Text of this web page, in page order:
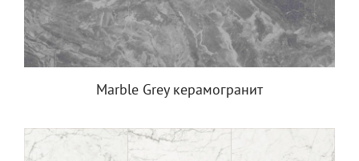
Marble Grey керамогранит